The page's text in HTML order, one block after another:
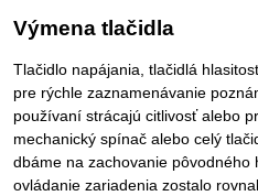
Výmena tlačidla
Tlačidlo napájania, tlačidlá
pre rýchle zaznamenávanie
používaní strácajú citlivosť alebo
mechanický spínač alebo celý
dbáme na zachovanie
ovládanie zariadenia zostalo